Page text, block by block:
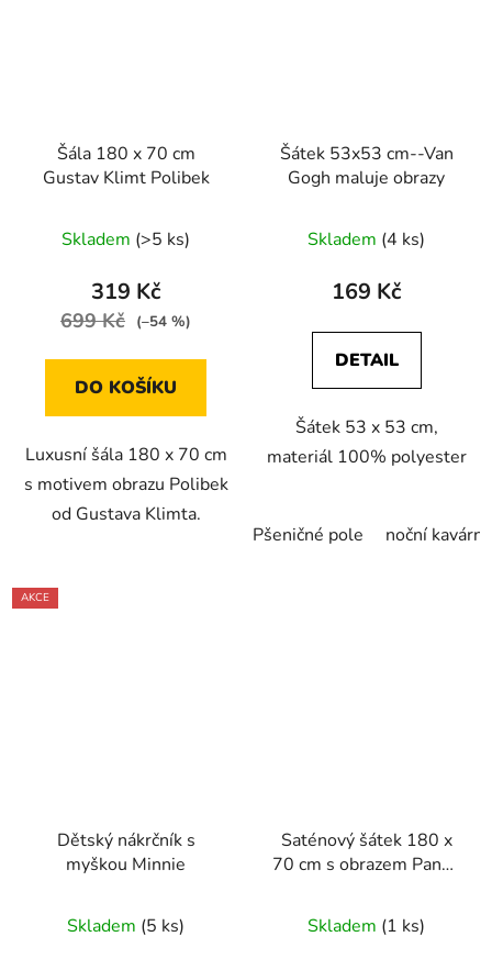
Šála 180 x 70 cm
Gustav Klimt Polibek
Skladem (>5 ks)
319 Kč
699 Kč (–54 %)
DO KOŠÍKU
Luxusní šála 180 x 70 cm
s motivem obrazu Polibek
od Gustava Klimta.
Šátek 53x53 cm--Van
Gogh maluje obrazy
Skladem (4 ks)
169 Kč
DETAIL
Šátek 53 x 53 cm,
materiál 100% polyester
Pšeničné pole noční kavárna
AKCE
Dětský nákrčník s
myškou Minnie
Skladem (5 ks)
Saténový šátek 180 x
70 cm s obrazem Panny
Skladem (1 ks)